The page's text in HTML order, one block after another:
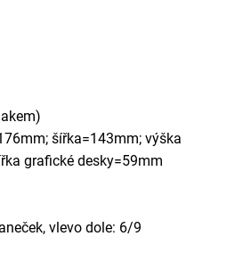
šířka=143mm; výška
grafické desky=59mm
vlevo dole: 6/9